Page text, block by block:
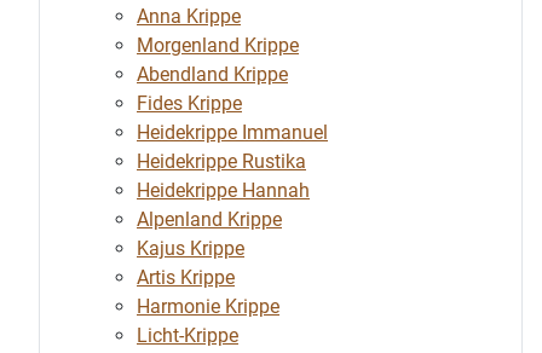
Anna Krippe
Morgenland Krippe
Abendland Krippe
Fides Krippe
Heidekrippe Immanuel
Heidekrippe Rustika
Heidekrippe Hannah
Alpenland Krippe
Kajus Krippe
Artis Krippe
Harmonie Krippe
Licht-Krippe